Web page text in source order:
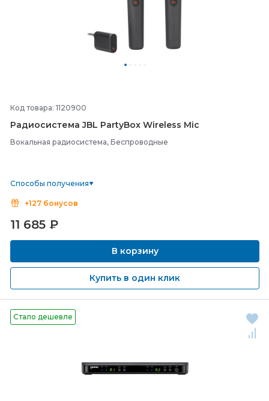
Код товара: 1120900
Радиосистема JBL PartyBox Wireless Mic
Вокальная радиосистема, Беспроводные
Способы получения
+127 бонусов
11 685 ₽
В корзину
Купить в один клик
Стало дешевле